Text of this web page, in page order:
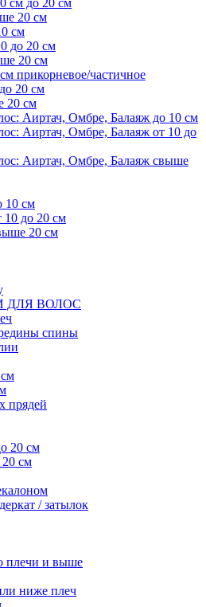
см до 20 см
20 см
см
до 20 см
20 см
прикорневое/частичное
20 см
20 см
Аиртач, Омбре, Балаяж до 10 см
Аиртач, Омбре, Балаяж от 10 до
Аиртач, Омбре, Балаяж свыше
10 см
10 до 20 см
20 см
ДЛЯ ВОЛОС
спины
прядей
20 см
см
/ затылок
плечи и выше
ниже плеч